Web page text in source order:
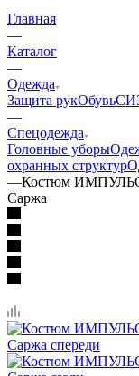
Главная
—
Каталог
—
Одежда
Защита рукОбувь
—
Спецодежда
Головные уборы
охранных структур
—Костюм ИМПУЛЬС
Саржа